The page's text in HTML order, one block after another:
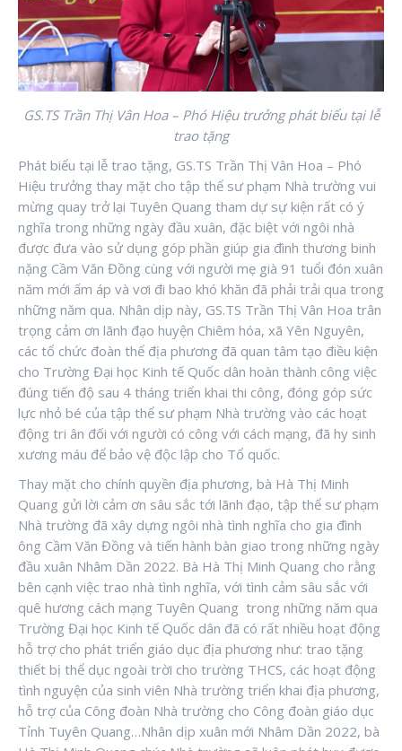
GS.TS Trần Thị Vân Hoa – Phó Hiệu trưởng phát biểu tại lễ
trao tặng
Phát biểu tại lễ trao tặng, GS.TS Trần Thị Vân Hoa – Phó
Hiệu trưởng thay mặt cho tập thể sư phạm Nhà trường vui
mừng quay trở lại Tuyên Quang tham dự sự kiện rất có ý
nghĩa trong những ngày đầu xuân, đặc biệt với ngôi nhà
được đưa vào sử dụng góp phần giúp gia đình thương binh
nặng Cầm Văn Đồng cùng với người mẹ già 91 tuổi đón xuân
năm mới ấm áp và vơi đi bao khó khăn đã phải trải qua trong
những năm qua. Nhân dịp này, GS.TS Trần Thị Vân Hoa trân
trọng cảm ơn lãnh đạo huyện Chiêm hóa, xã Yên Nguyên,
các tổ chức đoàn thể địa phương đã quan tâm tạo điều kiện
cho Trường Đại học Kinh tế Quốc dân hoàn thành công việc
đúng tiến độ sau 4 tháng triển khai thi công, đóng góp sức
lực nhỏ bé của tập thể sư phạm Nhà trường vào các hoạt
động tri ân đối với người có công với cách mạng, đã hy sinh
xương máu để bảo vệ độc lập cho Tổ quốc.
Thay mặt cho chính quyền địa phương, bà Hà Thị Minh
Quang gửi lời cảm ơn sâu sắc tới lãnh đạo, tập thể sư phạm
Nhà trường đã xây dựng ngôi nhà tình nghĩa cho gia đình
ông Cầm Văn Đồng và tiến hành bàn giao trong những ngày
đầu xuân Nhâm Dần 2022. Bà Hà Thị Minh Quang cho rằng
bên cạnh việc trao nhà tình nghĩa, với tình cảm sâu sắc với
quê hương cách mạng Tuyên Quang trong những năm qua
Trường Đại học Kinh tế Quốc dân đã có rất nhiều hoạt động
hỗ trợ cho phát triển giáo dục địa phương như: trao tặng
thiết bị thể dục ngoài trời cho trường THCS, các hoạt động
tình nguyện của sinh viên Nhà trường triển khai địa phương,
hỗ trợ của Công đoàn Nhà trường cho Công đoàn giáo dục
Tỉnh Tuyên Quang…Nhân dịp xuân mới Nhâm Dần 2022, bà